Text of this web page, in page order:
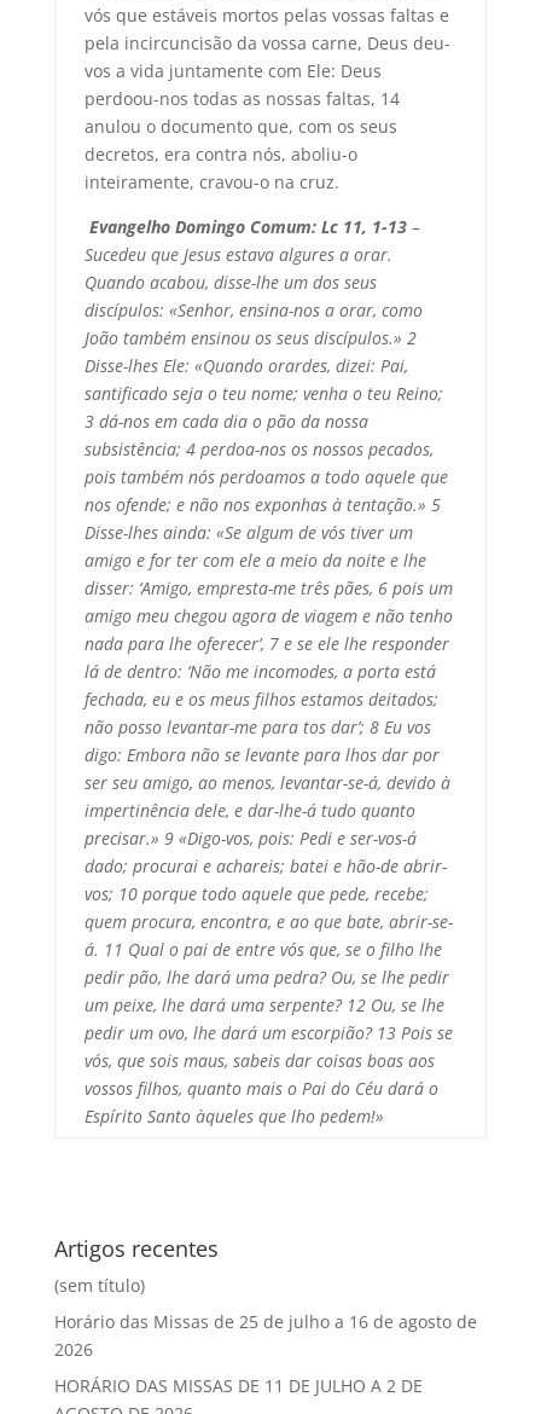
vós que estáveis mortos pelas vossas faltas e
pela incircuncisão da vossa carne, Deus deu-
vos a vida juntamente com Ele: Deus
perdoou-nos todas as nossas faltas, 14
anulou o documento que, com os seus
decretos, era contra nós, aboliu-o
inteiramente, cravou-o na cruz.
Evangelho Domingo Comum: Lc 11, 1-13 –
Sucedeu que Jesus estava algures a orar.
Quando acabou, disse-lhe um dos seus
discípulos: «Senhor, ensina-nos a orar, como
João também ensinou os seus discípulos.» 2
Disse-lhes Ele: «Quando orardes, dizei: Pai,
santificado seja o teu nome; venha o teu Reino;
3 dá-nos em cada dia o pão da nossa
subsistência; 4 perdoa-nos os nossos pecados,
pois também nós perdoamos a todo aquele que
nos ofende; e não nos exponhas à tentação.» 5
Disse-lhes ainda: «Se algum de vós tiver um
amigo e for ter com ele a meio da noite e lhe
disser: ‘Amigo, empresta-me três pães, 6 pois um
amigo meu chegou agora de viagem e não tenho
nada para lhe oferecer’, 7 e se ele lhe responder
lá de dentro: ‘Não me incomodes, a porta está
fechada, eu e os meus filhos estamos deitados;
não posso levantar-me para tos dar’; 8 Eu vos
digo: Embora não se levante para lhos dar por
ser seu amigo, ao menos, levantar-se-á, devido à
impertinência dele, e dar-lhe-á tudo quanto
precisar.» 9 «Digo-vos, pois: Pedi e ser-vos-á
dado; procurai e achareis; batei e hão-de abrir-
vos; 10 porque todo aquele que pede, recebe;
quem procura, encontra, e ao que bate, abrir-se-
á. 11 Qual o pai de entre vós que, se o filho lhe
pedir pão, lhe dará uma pedra? Ou, se lhe pedir
um peixe, lhe dará uma serpente? 12 Ou, se lhe
pedir um ovo, lhe dará um escorpião? 13 Pois se
vós, que sois maus, sabeis dar coisas boas aos
vossos filhos, quanto mais o Pai do Céu dará o
Espírito Santo àqueles que lho pedem!»
Artigos recentes
(sem título)
Horário das Missas de 25 de julho a 16 de agosto de
2026
HORÁRIO DAS MISSAS DE 11 DE JULHO A 2 DE